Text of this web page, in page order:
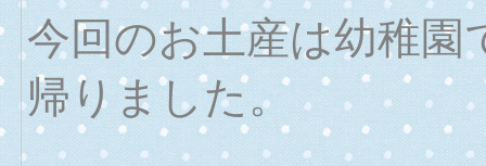
今回のお土産は幼稚園
帰りました。